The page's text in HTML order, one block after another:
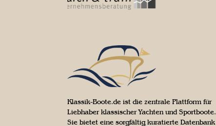
Klassik-Boote.de ist die zentrale Plattform für
Liebhaber klassischer Yachten und Sportboote.
Sie bietet eine sorgfältig kuratierte Datenbank